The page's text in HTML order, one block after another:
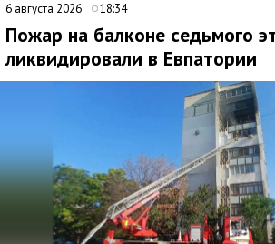
6 августа 2026 18:34
Пожар на балконе седьмого
ликвидировали в Евпатории